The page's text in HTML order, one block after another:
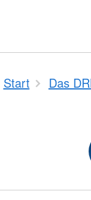
Start Das